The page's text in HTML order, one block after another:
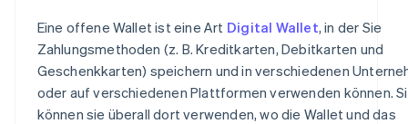
Eine offene Wallet ist eine Art Digital Wallet, in der Sie
Zahlungsmethoden (z. B. Kreditkarten, Debitkarten und
Geschenkkarten) speichern und in verschiedenen
oder auf verschiedenen Plattformen verwenden können.
können sie überall dort verwenden, wo die Wallet und das